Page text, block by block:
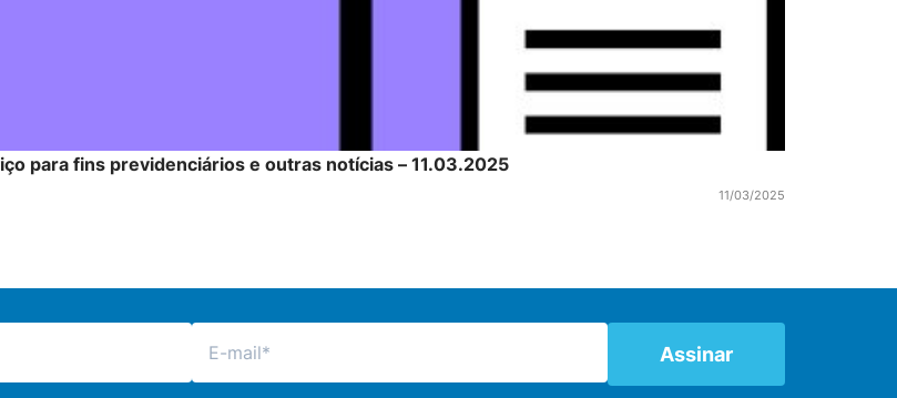
para fins previdenciários e outras notícias – 11.03.2025
11/03/2025